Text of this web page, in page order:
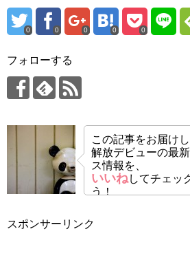
0 0 0 0 0
フォローする
この記事をお届け
解放デビューの最
ス情報を、
いいねしてチェッ
う！
スポンサーリンク